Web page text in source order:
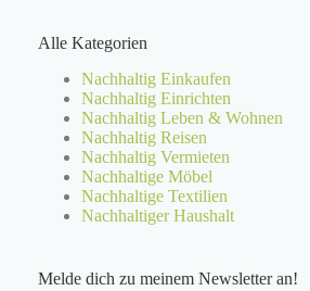
Alle Kategorien
Nachhaltig Einkaufen
Nachhaltig Einrichten
Nachhaltig Leben & Wohnen
Nachhaltig Reisen
Nachhaltig Vermieten
Nachhaltige Möbel
Nachhaltige Textilien
Nachhaltiger Haushalt
Melde dich zu meinem Newsletter an!